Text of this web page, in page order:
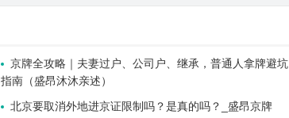
京牌全攻略｜夫妻过户、公司户、继承，普通人拿牌避坑
指南（盛昂沐沐亲述）
北京要取消外地进京证限制吗？是真的吗？_盛昂京牌